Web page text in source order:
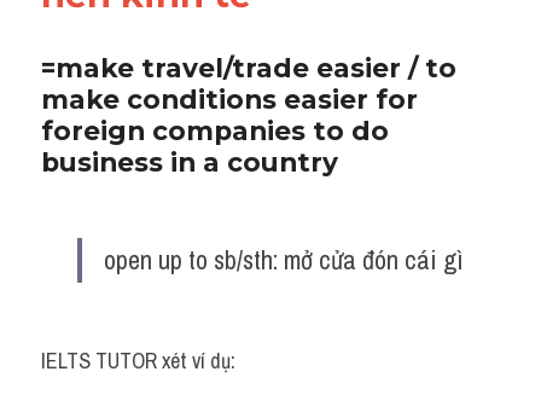
=make travel/trade easier / to
make conditions easier for
foreign companies to do
business in a country
open up to sb/sth: mở cửa đón cái gì
IELTS TUTOR xét ví dụ: